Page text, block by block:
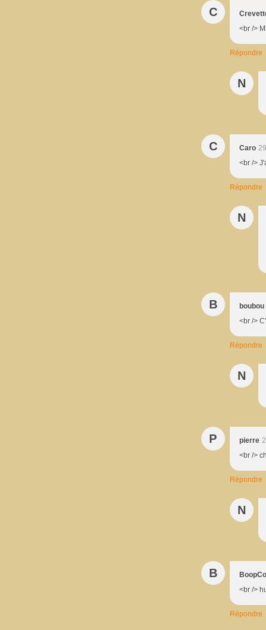
C
<br />
Répondre
N
C Caro
<br />
Répondre
N
B
boubou
<br />
Répondre
N
P pierre
<br />
Répondre
N
B
<br />
Répondre